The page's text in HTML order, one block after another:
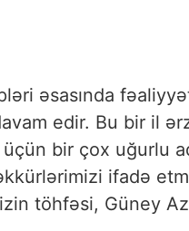
əsasında
edir. Bu bir il
bir çox uğurlu
ifadə
töhfəsi, Güney